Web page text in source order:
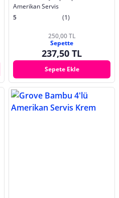
Amerikan Servis
5
(1)
250,00 TL
Sepette
237,50 TL
Sepete Ekle